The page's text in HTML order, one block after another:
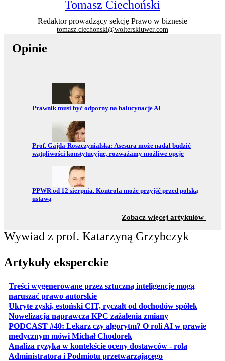
Tomasz Ciechoński
Redaktor prowadzący sekcję Prawo w biznesie
tomasz.ciechonski@wolterskluwer.com
Opinie
Przejdź do:
Prawnik musi być odporny na halucynacje AI
Przejdź do:
Prof. Gajda-Roszczynialska: Asesura może nadal budzić
wątpliwości konstytucyjne, rozważamy możliwe opcje
Przejdź do:
PPWR od 12 sierpnia. Kontrola może przyjść przed polską
ustawą
Zobacz więcej artykułów
Wywiad z prof. Katarzyną Grzybczyk
Artykuły eksperckie
Treści wygenerowane przez sztuczną inteligencje mogą
naruszać prawo autorskieotwiera się w nowej karcie
Ukryte zyski, estoński CIT, ryczałt od dochodów spółekotwiera
Nowelizacja naprawcza KPC zażalenia zmianyotwiera się w
PODCAST #40: Lekarz czy algorytm? O roli AI w prawie
medycznym mówi Michał Chodorekotwiera się w nowej karcie
Analiza ryzyka w kontekście oceny dostawców - rola
Administratora i Podmiotu przetwarzającegootwiera się w